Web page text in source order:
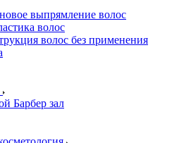
выпрямление волос
волос
волос без применения
Барбер зал